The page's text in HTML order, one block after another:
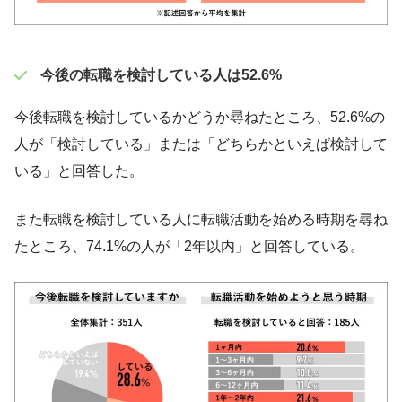
今後の転職を検討している人は52.6%
今後転職を検討しているかどうか尋ねたところ、52.6%の
人が「検討している」または「どちらかといえば検討して
いる」と回答した。
また転職を検討している人に転職活動を始める時期を尋ね
たところ、74.1%の人が「2年以内」と回答している。